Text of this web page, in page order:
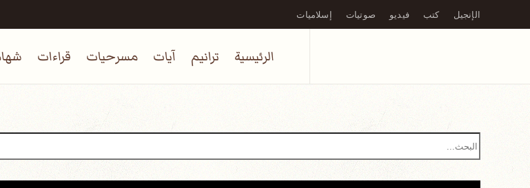
Skip to main content
الإنجيل كتب فيديو صوتيات إسلاميات
الرئيسية ترانيم آيات مسرحيات قراءات